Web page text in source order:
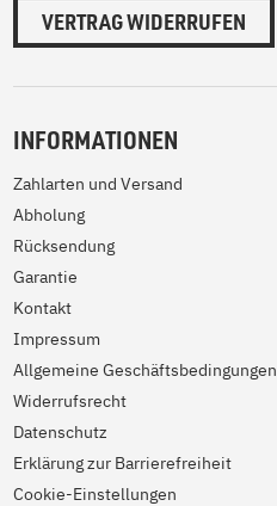
VERTRAG WIDERRUFEN
INFORMATIONEN
Zahlarten und Versand
Abholung
Rücksendung
Garantie
Kontakt
Impressum
Allgemeine Geschäftsbedingungen
Widerrufsrecht
Datenschutz
Erklärung zur Barrierefreiheit
Cookie-Einstellungen